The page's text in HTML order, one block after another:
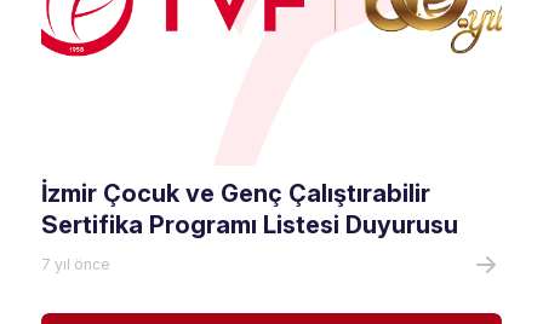
İzmir Çocuk ve Genç Çalıştırabilir
Sertifika Programı Listesi Duyurusu
7 yıl önce